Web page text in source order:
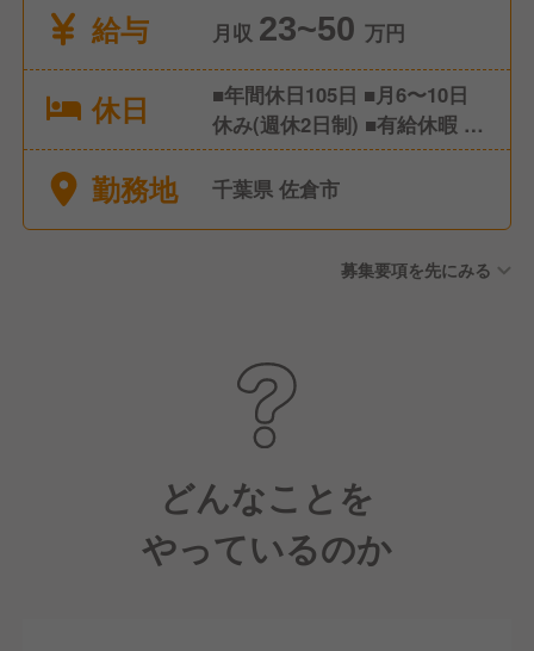
給与
月収 23~50 万円
休日
■年間休日105日 ■月6〜10日
休み(週休2日制) ■有給休暇 ■
慶弔休暇 ■夏季休暇 ■冬季休
暇 ■育休産休
勤務地 千葉県 佐倉市
募集要項を先にみる
どんなことを
やっているのか